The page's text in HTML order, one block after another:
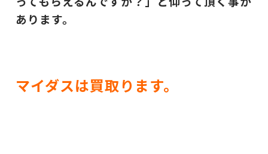
あります。
マイダスは買取ります。